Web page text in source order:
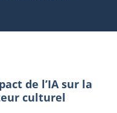
de l’IA sur la
culturel